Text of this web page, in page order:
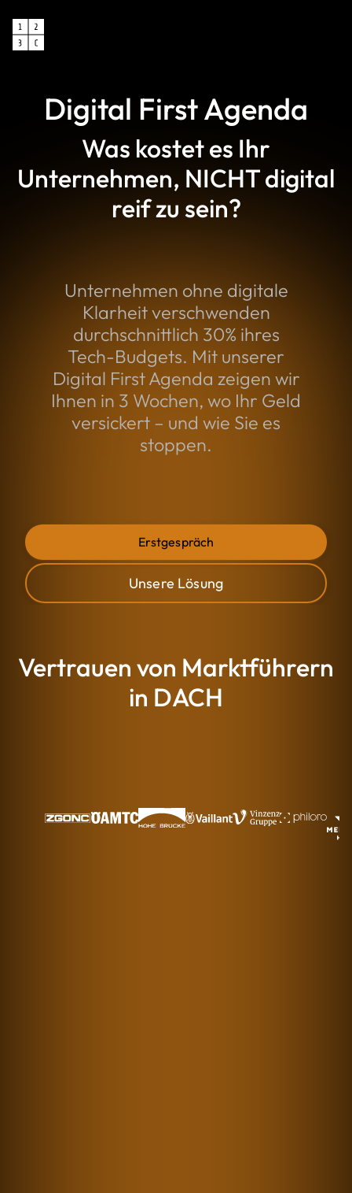
Digital First Agenda
Was kostet es Ihr
Unternehmen, NICHT digital
reif zu sein?
Unternehmen ohne digitale
Klarheit verschwenden
durchschnittlich 30% ihres
Tech-Budgets. Mit unserer
Digital First Agenda zeigen wir
Ihnen in 3 Wochen, wo Ihr Geld
versickert – und wie Sie es
stoppen.
Erstgespräch
Unsere Lösung
Vertrauen von Marktführern
in DACH